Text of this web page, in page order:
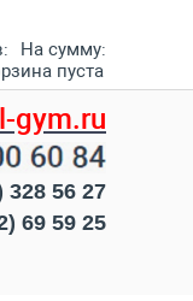
На сумму:
пуста
gym.ru
328 56 27
69 59 25